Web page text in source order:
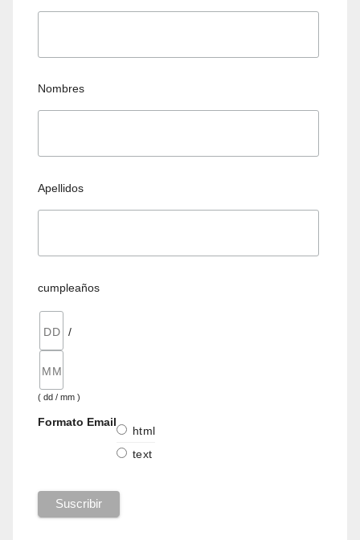
Nombres
Apellidos
cumpleaños
/
( dd / mm )
Formato Email
html
text